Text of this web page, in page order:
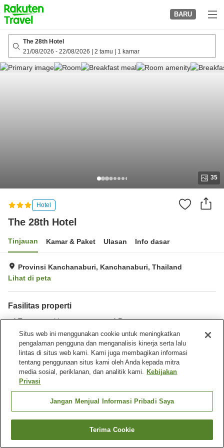
to
top
page
BARU
The 28th Hotel
21/08/2026 - 22/08/2026 2 tamu 1 kamar
35
Hotel
The 28th Hotel
Tinjauan Kamar & Paket Ulasan Info dasar
Provinsi Kanchanaburi, Kanchanaburi, Thailand
Lihat di peta
Fasilitas properti
Tempat parkir Ruang rapat
Beranda Thailand Kanchanaburi
Provinsi Kanchanaburi
The 28th Hotel
Cari kamar
Situs web ini menggunakan cookie untuk meningkatkan
pengalaman pengguna dan menganalisis kinerja serta lalu
lintas di situs web kami. Kami juga membagikan informasi
tentang penggunaan situs kami oleh Anda kepada mitra
media sosial, periklanan, dan analitik kami. Kebijakan
Privasi
Jangan Menjual Informasi Pribadi Saya
Terima Cookie